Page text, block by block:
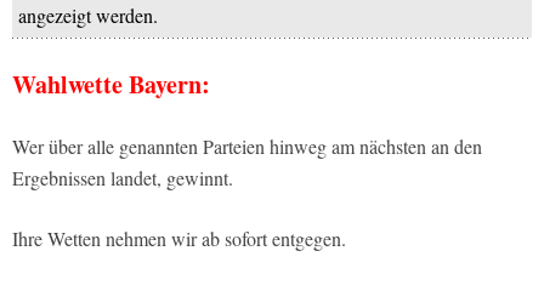
angezeigt werden.
Wahlwette Bayern:
Wer über alle genannten Parteien hinweg am nächsten an den
Ergebnissen landet, gewinnt.
Ihre Wetten nehmen wir ab sofort entgegen.